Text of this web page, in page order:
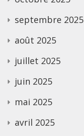
septembre 2025
août 2025
juillet 2025
juin 2025
mai 2025
avril 2025